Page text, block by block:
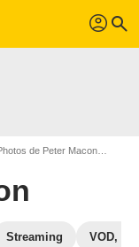
profil search
de Peter Macon
Streaming VOD,